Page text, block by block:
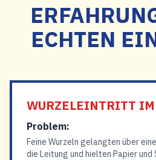
ECHTEN
WURZELEINTRITT
Problem:
Feine Wurzeln gelangten über
die Leitung und hielten Papier und